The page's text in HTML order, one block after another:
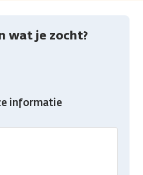
wat je zocht?
informatie